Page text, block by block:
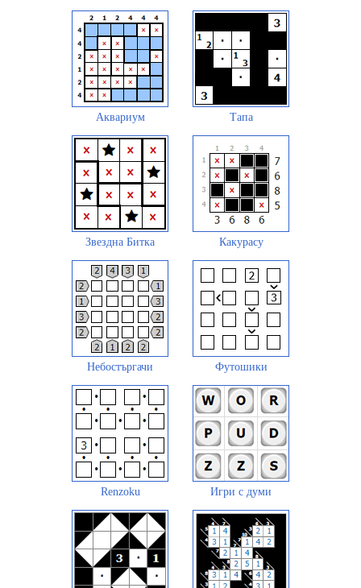
Аквариум Тапа
Звездна Битка Какурасу
Небостъргачи Футошики
Renzoku Игри с думи